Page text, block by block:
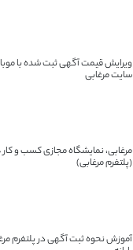
ویرایش قیمت آگهی ثبت شده با
سایت مرغابی
مرغابی، نمایشگاه مجازی کسب و
(پلتفرم مرغابی)
آموزش نحوه ثبت آگهی در پلتفرم